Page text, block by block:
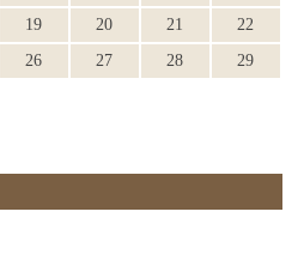
19 20 21
22
26 27 28
29